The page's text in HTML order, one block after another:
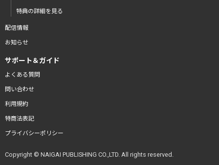
特典の詳細を見る
配信情報
お知らせ
サポート＆ガイド
よくある質問
問い合わせ
利用規約
特商法表記
プライバシーポリシー
Copyright © NAIGAI PUBLISHING CO.,LTD. All rights reserved.